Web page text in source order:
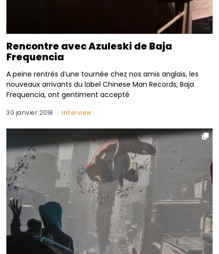
Rencontre avec Azuleski de Baja
Frequencia
A peine rentrés d’une tournée chez nos amis anglais, les
nouveaux arrivants du label Chinese Man Records, Baja
Frequencia, ont gentiment accepté
30 janvier 2018 Interview